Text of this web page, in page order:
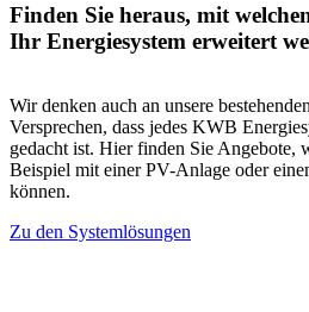
Finden Sie heraus, mit
Ihr Energiesystem erweitert
Wir denken auch an unsere
Versprechen, dass jedes KWB
gedacht ist. Hier finden Sie Angebote,
Beispiel mit einer PV-Anlage oder
können.
Zu den Systemlösungen